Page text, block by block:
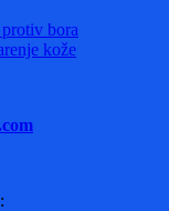
bora
kože